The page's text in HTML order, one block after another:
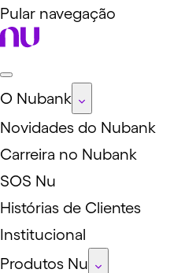
Pular navegação
O Nubank
Novidades do Nubank
Carreira no Nubank
SOS Nu
Histórias de Clientes
Institucional
Produtos Nu